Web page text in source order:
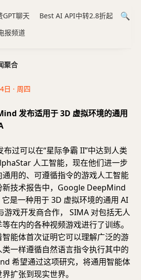
聚合
日 · 周四
发布适用于 3D 虚拟环境的通用
过可以在“星际争霸 II”中达到人类
人工智能，现在他们进一步
用的、可遵循指令的游戏人工智能
新技术报告中，Google DeepMind
是一种用于 3D 虚拟环境的通用 AI
游戏开发商合作， SIMA 对包括无人
在内的各种视频游戏进行了训练。
能体首次证明它可以理解广泛的游
一样遵循自然语言指令执行其中的
希望通过这项研究，将通用智能体
扩张到现实世界。
GPT聊天
Best AI API中转2.8折起
报频道